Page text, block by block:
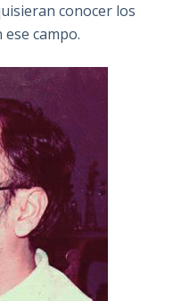
conocer los
campo.